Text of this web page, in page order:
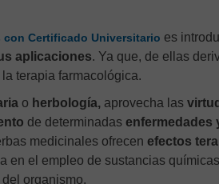
Certificado Universitario es
aplicaciones. Ya que, de ellas
terapia farmacológica.
o herbología, aprovecha las
de determinadas enfermedades
medicinales ofrecen efectos
en el empleo de sustancias
organismo.